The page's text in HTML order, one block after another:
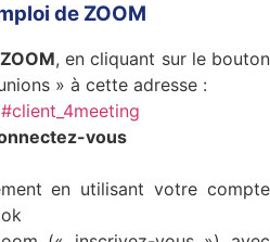
de ZOOM
, en cliquant sur le bouton
» à cette adresse :
vous
en utilisant votre compte